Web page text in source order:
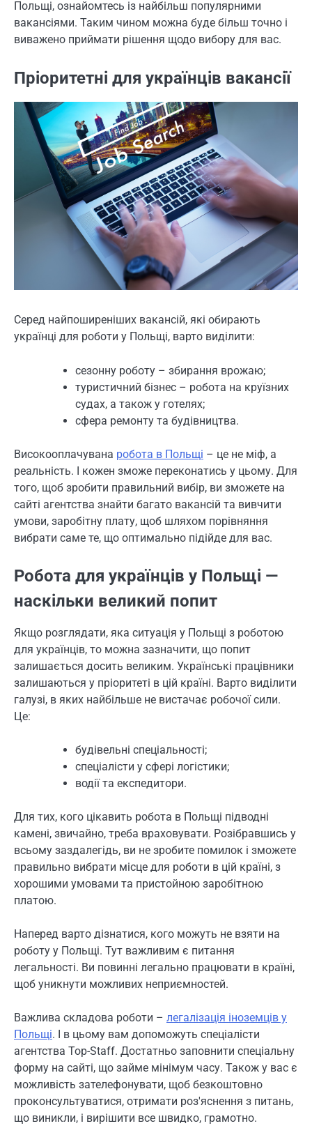
Польщі, ознайомтесь із найбільш популярними
вакансіями. Таким чином можна буде більш точно і
виважено приймати рішення щодо вибору для вас.
Пріоритетні для українців вакансії
Серед найпоширеніших вакансій, які обирають
українці для роботи у Польщі, варто виділити:
сезонну роботу – збирання врожаю;
туристичний бізнес – робота на круїзних
судах, а також у готелях;
сфера ремонту та будівництва.
Високооплачувана робота в Польщі – це не міф, а
реальність. І кожен зможе переконатись у цьому. Для
того, щоб зробити правильний вибір, ви зможете на
сайті агентства знайти багато вакансій та вивчити
умови, заробітну плату, щоб шляхом порівняння
вибрати саме те, що оптимально підійде для вас.
Робота для українців у Польщі —
наскільки великий попит
Якщо розглядати, яка ситуація у Польщі з роботою
для українців, то можна зазначити, що попит
залишається досить великим. Українські працівники
залишаються у пріоритеті в цій країні. Варто виділити
галузі, в яких найбільше не вистачає робочої сили.
Це:
будівельні спеціальності;
спеціалісти у сфері логістики;
водії та експедитори.
Для тих, кого цікавить робота в Польщі підводні
камені, звичайно, треба враховувати. Розібравшись у
всьому заздалегідь, ви не зробите помилок і зможете
правильно вибрати місце для роботи в цій країні, з
хорошими умовами та пристойною заробітною
платою.
Наперед варто дізнатися, кого можуть не взяти на
роботу у Польщі. Тут важливим є питання
легальності. Ви повинні легально працювати в країні,
щоб уникнути можливих неприємностей.
Важлива складова роботи – легалізація іноземців у
Польщі. І в цьому вам допоможуть спеціалісти
агентства Top-Staff. Достатньо заповнити спеціальну
форму на сайті, що займе мінімум часу. Також у вас є
можливість зателефонувати, щоб безкоштовно
проконсультуватися, отримати роз'яснення з питань,
що виникли, і вирішити все швидко, грамотно.